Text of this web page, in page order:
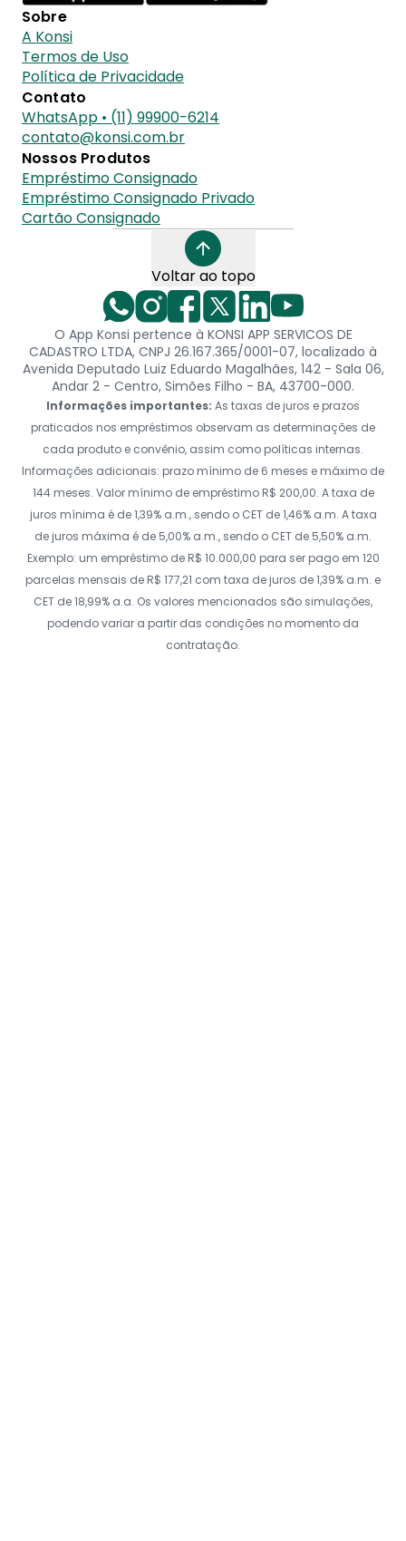
Sobre
A Konsi
Termos de Uso
Política de Privacidade
Contato
WhatsApp • (11) 99900-6214
contato@konsi.com.br
Nossos Produtos
Empréstimo Consignado
Empréstimo Consignado Privado
Cartão Consignado
Voltar ao topo
O App Konsi pertence à KONSI APP SERVICOS DE
CADASTRO LTDA, CNPJ 26.167.365/0001-07, localizado à
Avenida Deputado Luiz Eduardo Magalhães, 142 - Sala 06,
Andar 2 - Centro, Simões Filho - BA, 43700-000.
Informações importantes: As taxas de juros e prazos
praticados nos empréstimos observam as determinações de
cada produto e convênio, assim como políticas internas.
Informações adicionais: prazo mínimo de 6 meses e máximo de
144 meses. Valor mínimo de empréstimo R$ 200,00. A taxa de
juros mínima é de 1,39% a.m., sendo o CET de 1,46% a.m. A taxa
de juros máxima é de 5,00% a.m., sendo o CET de 5,50% a.m.
Exemplo: um empréstimo de R$ 10.000,00 para ser pago em 120
parcelas mensais de R$ 177,21 com taxa de juros de 1,39% a.m. e
CET de 18,99% a.a. Os valores mencionados são simulações,
podendo variar a partir das condições no momento da
contratação.